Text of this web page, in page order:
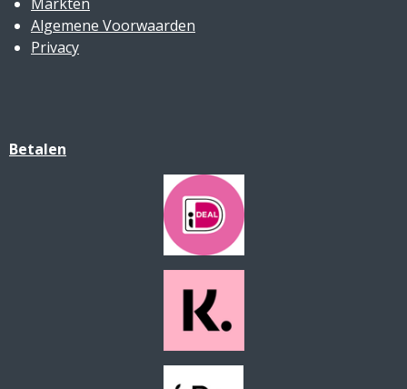
Algemene Voorwaarden
Privacy
Betalen